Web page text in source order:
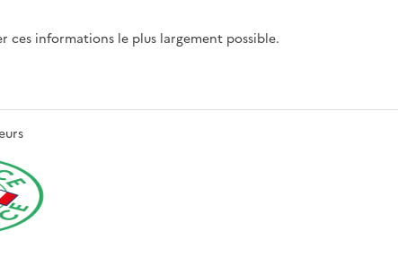
ces informations le plus largement possible.